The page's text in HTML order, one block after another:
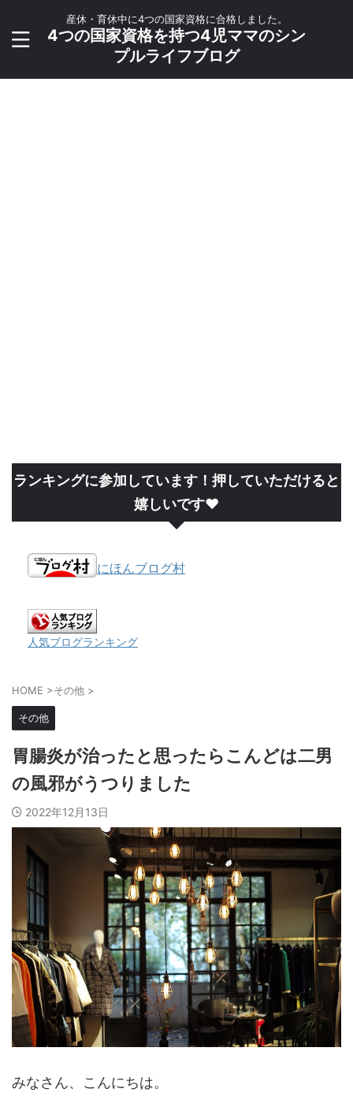
産休・育休中に4つの国家資格に合格しました。
4つの国家資格を持つ4児ママのシン
プルライフブログ
ランキングに参加しています！押していただけると
嬉しいです❤
にほんブログ村
人気ブログランキング
HOME >その他 >
その他
胃腸炎が治ったと思ったらこんどは二男
の風邪がうつりました
2022年12月13日
みなさん、こんにちは。